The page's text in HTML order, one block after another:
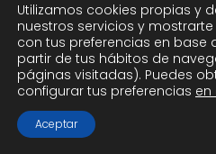
Utilizamos cookies propias y
nuestros servicios y
con tus preferencias en base
partir de tus hábitos de
páginas visitadas). Puedes
configurar tus preferencias en
Aceptar